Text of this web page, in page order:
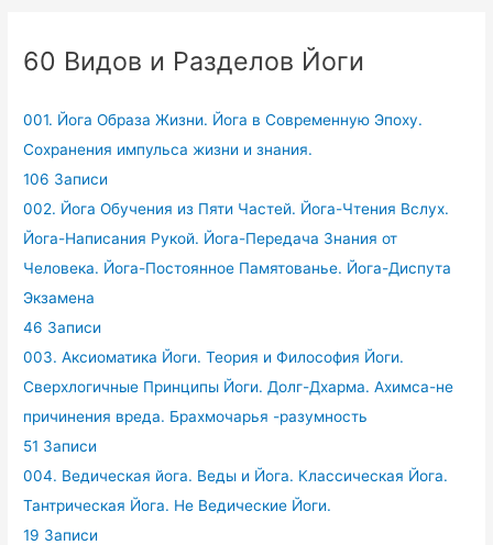
60 Видов и Разделов Йоги
001. Йога Образа Жизни. Йога в Современную Эпоху.
Сохранения импульса жизни и знания.
106 Записи
002. Йога Обучения из Пяти Частей. Йога-Чтения Вслух.
Йога-Написания Рукой. Йога-Передача Знания от
Человека. Йога-Постоянное Памятованье. Йога-Диспута
Экзамена
46 Записи
003. Аксиоматика Йоги. Теория и Философия Йоги.
Сверхлогичные Принципы Йоги. Долг-Дхарма. Ахимса-не
причинения вреда. Брахмочарья -разумность
51 Записи
004. Ведическая йога. Веды и Йога. Классическая Йога.
Тантрическая Йога. Не Ведические Йоги.
19 Записи